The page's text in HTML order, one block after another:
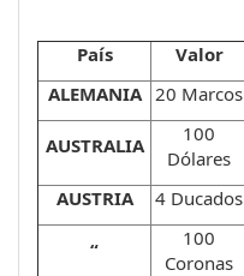
País Valor
ALEMANIA 20 Marcos
AUSTRALIA
100
Dólares
AUSTRIA 4 Ducados
“
100
Coronas